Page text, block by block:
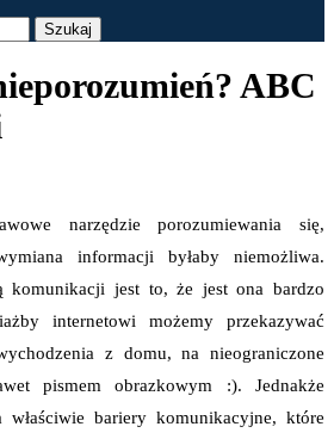
Szukaj
ABC
narzędzie porozumiewania się,
informacji byłaby niemożliwa.
komunikacji jest to, że jest ona bardzo
internetowi możemy przekazywać
z domu, na nieograniczone
pismem obrazkowym :). Jednakże
bariery komunikacyjne, które